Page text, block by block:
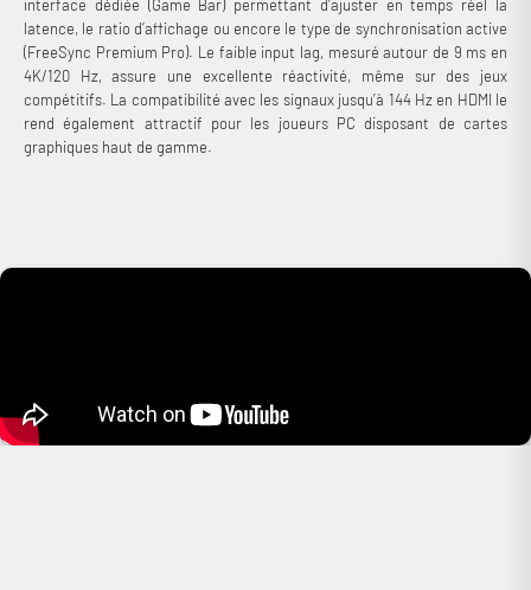
interface dédiée (Game Bar) permettant d’ajuster en temps réel la
latence, le ratio d’affichage ou encore le type de synchronisation active
(FreeSync Premium Pro). Le faible input lag, mesuré autour de 9 ms en
4K/120 Hz, assure une excellente réactivité, même sur des jeux
compétitifs. La compatibilité avec les signaux jusqu’à 144 Hz en HDMI le
rend également attractif pour les joueurs PC disposant de cartes
graphiques haut de gamme.
Connexion requise